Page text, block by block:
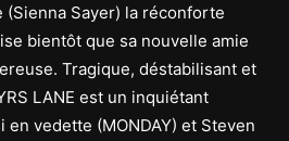
Sayer) la réconforte
bientôt que sa nouvelle amie
Tragique, déstabilisant et
LANE est un inquiétant
vedette (MONDAY) et Steven